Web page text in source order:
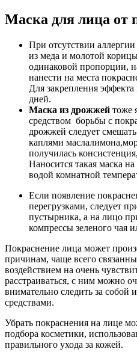
Маска для лица от
При отсутствии
из меда и молотой
одинаковой пропорции,
нанести на места
Для закрепления
дней.
Маска из дрожжей тоже
средством борьбы с
дрожжей следует
каплями
получилась
Наносится такая маска
водой комнатной
Если появление
перегрузками, следует
пустырника, а на лицо
компрессы зеленого чая
Покраснение лица может
причинам, чаще всего
воздействием на очень
расстраиваться, с ним можно
внимательно следить за собой
средствами.
Убрать покраснения на лице
подбора косметики,
правильного ухода за кожей.